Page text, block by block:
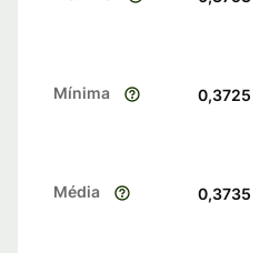
Mínima 0,3725
Média 0,3735